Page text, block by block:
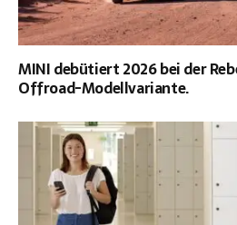
MINI debütiert 2026 bei der
Offroad-Modellvariante.